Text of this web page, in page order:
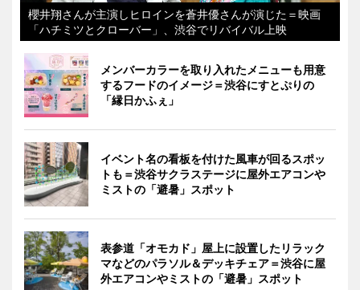
櫻井翔さんが主演しヒロインを蒼井優さんが演じた＝映画
「ハチミツとクローバー」、渋谷でリバイバル上映
メンバーカラーを取り入れたメニューも用意
するフードのイメージ＝渋谷にすとぷりの
「縁日かふぇ」
イベント名の看板を付けた風車が回るスポッ
トも＝渋谷サクラステージに屋外エアコンや
ミストの「避暑」スポット
表参道「オモカド」屋上に設置したリラック
マなどのパラソル＆デッキチェア＝渋谷に屋
外エアコンやミストの「避暑」スポット